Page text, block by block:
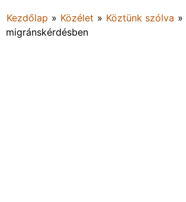
Kezdőlap » Közélet » Köztünk szólva »
migránskérdésben